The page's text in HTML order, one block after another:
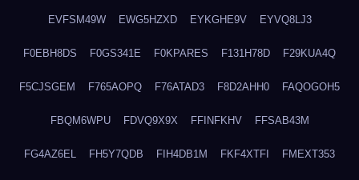
EVFSM49W EWG5HZXD EYKGHE9V EYVQ8LJ3
F0EBH8DS F0GS341E F0KPARES F131H78D F29KUA4Q
F5CJSGEM F765AOPQ F76ATAD3 F8D2AHH0 FAQOGOH5
FBQM6WPU FDVQ9X9X FFINFKHV FFSAB43M
FG4AZ6EL FH5Y7QDB FIH4DB1M FKF4XTFI FMEXT353